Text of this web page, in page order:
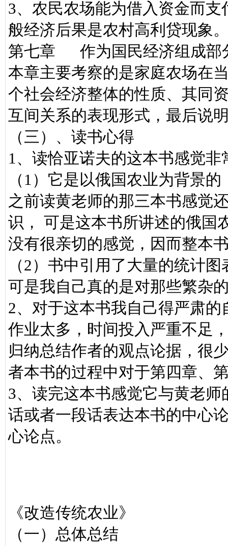
3、农民农场能为借入资金而
般经济后果是农村高利贷现象
第七章 作为国民经济组成部
本章主要考察的是家庭农场在
个社会经济整体的性质、其同
互间关系的表现形式，最后说
（三）、读书心得
1、读恰亚诺夫的这本书感觉
（1）它是以俄国农业为背景
之前读黄老师的那三本书感觉
识， 可是这本书所讲述的俄国
没有很亲切的感觉，因而整本
（2）书中引用了大量的统计
可是我自己真的是对那些繁杂
2、对于这本书我自己得严肃
作业太多，时间投入严重不足
归纳总结作者的观点论据，很
者本书的过程中对于第四章、
3、读完这本书感觉它与黄老
话或者一段话表达本书的中心
心论点。
《改造传统农业》
（一）总体总结